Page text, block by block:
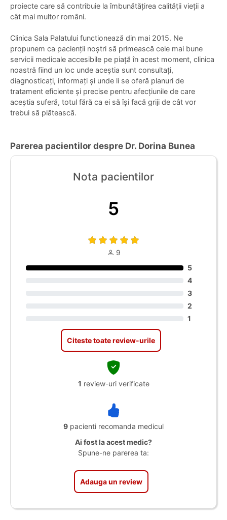
proiecte care să contribuie la îmbunătățirea calității vieții a
cât mai multor români.
Clinica Sala Palatului functionează din mai 2015. Ne
propunem ca pacienții noștri să primească cele mai bune
servicii medicale accesibile pe piață în acest moment, clinica
noastră fiind un loc unde aceștia sunt consultați,
diagnosticați, informați și unde li se oferă planuri de
tratament eficiente și precise pentru afecțiunile de care
aceștia suferă, totul fără ca ei să își facă griji de cât vor
trebui să plătească.
Parerea pacientilor despre Dr. Dorina Bunea
Nota pacientilor
5
9
5
4
3
2
1
Citeste toate review-urile
1 review-uri verificate
9 pacienti recomanda medicul
Ai fost la acest medic?
Spune-ne parerea ta:
Adauga un review